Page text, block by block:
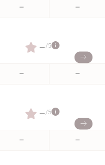
– –
–/5
– –
–/5
– –